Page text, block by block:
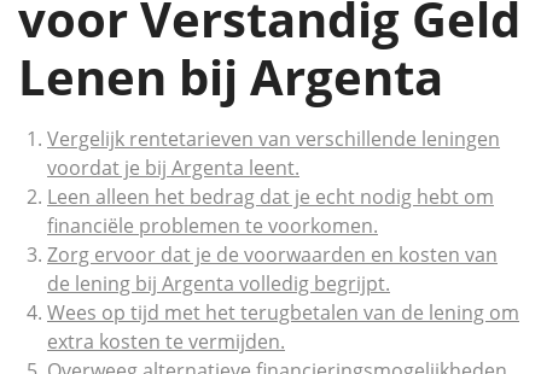
voor Verstandig Geld
Lenen bij Argenta
Vergelijk rentetarieven van verschillende leningen
voordat je bij Argenta leent.
Leen alleen het bedrag dat je echt nodig hebt om
financiële problemen te voorkomen.
Zorg ervoor dat je de voorwaarden en kosten van
de lening bij Argenta volledig begrijpt.
Wees op tijd met het terugbetalen van de lening om
extra kosten te vermijden.